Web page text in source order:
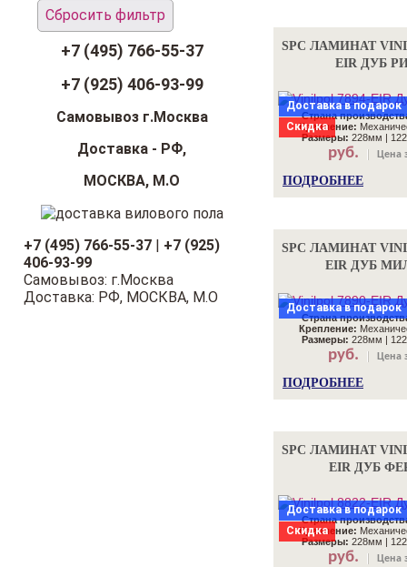
SPC ЛАМИНАТ
EIR ДУБ
Доставка в подарок
Скидка
Страна
Крепление:
Размеры: 228мм |
руб. Цена
ПОДРОБНЕЕ
SPC ЛАМИНАТ
EIR ДУБ
Доставка в подарок
Страна
Крепление:
Размеры: 228мм |
руб. Цена
ПОДРОБНЕЕ
SPC ЛАМИНАТ
EIR ДУБ
Доставка в подарок
Скидка
Страна
Крепление:
Размеры: 228мм |
руб. Цена
Сбросить фильтр
+7 (495) 766-55-37
+7 (925) 406-93-99
Самовывоз г.Москва
Доставка - РФ,
МОСКВА, М.О
+7 (495) 766-55-37 | +7 (925)
406-93-99
Самовывоз: г.Москва
Доставка: РФ, МОСКВА, М.О